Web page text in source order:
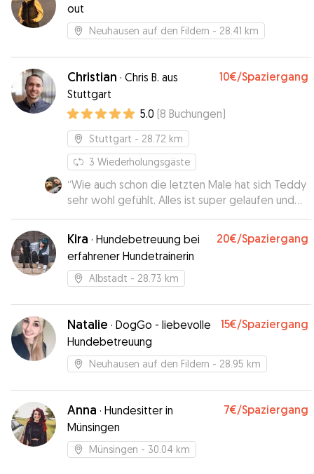
out
Neuhausen auf den Fildern - 28.41 km
Christian · Chris B. aus
Stuttgart
10€/Spaziergang
5.0 (8 Buchungen)
Stuttgart - 28.72 km
3 Wiederholungsgäste
“Wie auch schon die letzten Male hat sich Teddy
sehr wohl gefühlt. Alles ist super gelaufen und
wir sind sehr zufrieden. Besonders schön ist,
dass in der Nähe ein Hundefreilauf ist, so dass
Teddy auch mit anderen Hunden frei spielen
kann. Chris ist also nicht nur sympatisch und sehr
liebevoll mit seinen Schützlingen, sondern auch
Kira · Hundebetreuung bei
erfahrener Hundetrainerin
20€/Spaziergang
Albstadt - 28.73 km
Natalie · DogGo - liebevolle
Hundebetreuung
15€/Spaziergang
Neuhausen auf den Fildern - 28.95 km
Anna · Hundesitter in
Münsingen
7€/Spaziergang
Münsingen - 30.04 km